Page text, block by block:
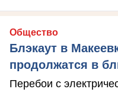
Общество
Блэкаут в
продолжатся в
Перебои с